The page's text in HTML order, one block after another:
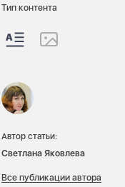
Тип контента
Автор статьи:
Светлана Яковлева
Все публикации автора